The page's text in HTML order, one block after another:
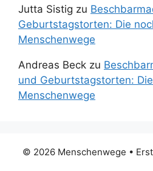
Jutta Sistig zu
Geburtstagstorten: Die
Menschenwege
Andreas Beck zu
und Geburtstagstorten:
Menschenwege
© 2026 Menschenwege •